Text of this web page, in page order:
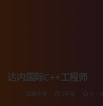
达内国际C++工程师
后端开发 3年前 0